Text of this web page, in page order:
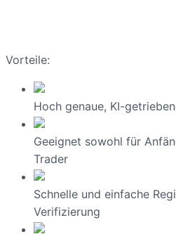
Vorteile:
Hoch genaue, KI-
Geeignet sowohl für
Trader
Schnelle und einfache
Verifizierung